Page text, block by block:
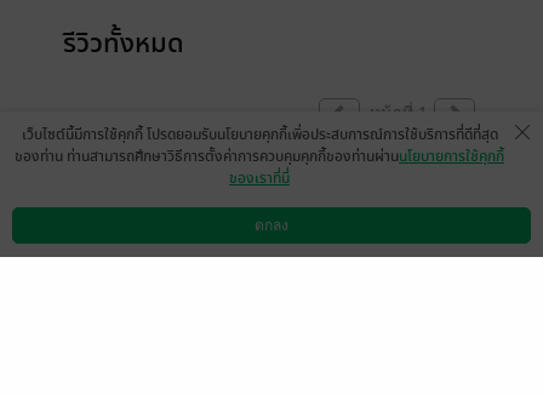
รีวิวทั้งหมด
หน้าที่ 1
4 ก.ย. 255610:53 น.
ดาวน์โหลดแอป วิธีการใช้งาน ติดต่อเรา
เว็บไซต์นี้มีการใช้คุกกี้ โปรดยอมรับนโยบายคุกกี้เพื่อประสบการณ์การใช้บริการที่ดีที่สุด
ของท่าน ท่านสามารถศึกษาวิธีการตั้งค่าการควบคุมคุกกี้ของท่านผ่านนโยบายการใช้คุกกี้
ของเราที่นี่
ตกลง